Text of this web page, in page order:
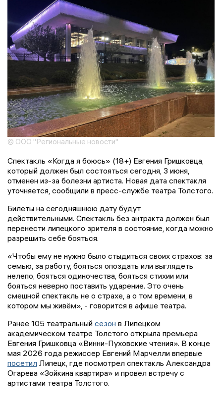
© ООО "Региональные новости"
Спектакль «Когда я боюсь» (18+) Евгения Гришковца,
который должен был состояться сегодня, 3 июня,
отменен из-за болезни артиста. Новая дата спектакля
уточняется, сообщили в пресс-службе театра Толстого.
Билеты на сегодняшнюю дату будут
действительными. Спектакль без антракта должен был
перенести липецкого зрителя в состояние, когда можно
разрешить себе бояться.
«Чтобы ему не нужно было стыдиться своих страхов: за
семью, за работу, бояться опоздать или выглядеть
нелепо, бояться одиночества, бояться стихии или
бояться неверно поставить ударение. Это очень
смешной спектакль не о страхе, а о том времени, в
котором мы живём», - говорится в афише театра.
Ранее 105 театральный сезон в Липецком
академическом театре Толстого открыла премьера
Евгения Гришковца «Винни-Пуховские чтения». В конце
мая 2026 года режиссер Евгений Марчелли впервые
посетил Липецк, где посмотрел спектакль Александра
Огарева «Зойкина квартира» и провел встречу с
артистами театра Толстого.